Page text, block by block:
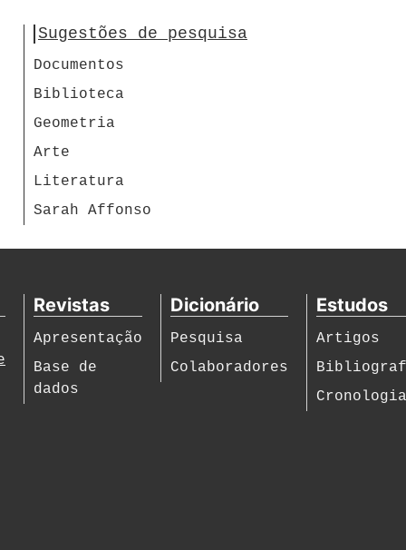
Sugestões de pesquisa
Documentos
Biblioteca
Geometria
Arte
Literatura
Sarah Affonso
Revistas
Apresentação
Base de
dados
Dicionário
Pesquisa
Colaboradores
Estudos
Artigos